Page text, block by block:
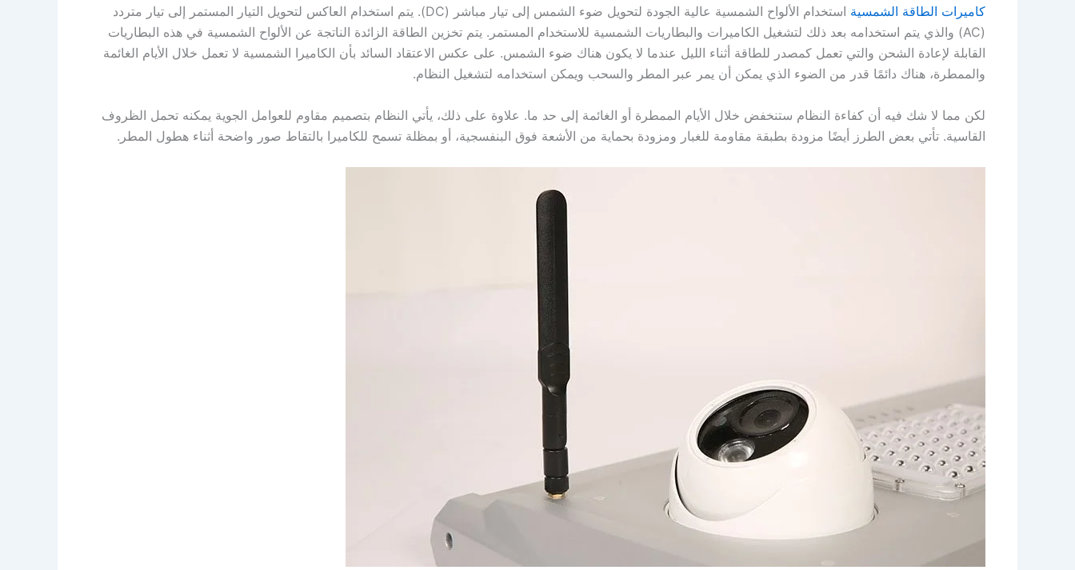
كاميرات الطاقة الشمسية
استخدام الألواح الشمسية عالية الجودة لتحويل ضوء الشمس إلى تيار مباشر (DC). يتم استخدام العاكس لتحويل التيار المستمر إلى تيار متردد
(AC) والذي يتم استخدامه بعد ذلك لتشغيل الكاميرات والبطاريات الشمسية للاستخدام المستمر. يتم تخزين الطاقة الزائدة الناتجة عن الألواح الشمسية في هذه البطاريات
القابلة لإعادة الشحن والتي تعمل كمصدر للطاقة أثناء الليل عندما لا يكون هناك ضوء الشمس. على عكس الاعتقاد السائد بأن الكاميرا الشمسية لا تعمل خلال الأيام الغائمة
والممطرة، هناك دائمًا قدر من الضوء الذي يمكن أن يمر عبر المطر والسحب ويمكن استخدامه لتشغيل النظام.
لكن مما لا شك فيه أن كفاءة النظام ستنخفض خلال الأيام الممطرة أو الغائمة إلى حد ما. علاوة على ذلك، يأتي النظام بتصميم مقاوم للعوامل الجوية يمكنه تحمل الظروف
القاسية. تأتي بعض الطرز أيضًا مزودة بطبقة مقاومة للغبار ومزودة بحماية من الأشعة فوق البنفسجية، أو بمظلة تسمح للكاميرا بالتقاط صور واضحة أثناء هطول المطر.